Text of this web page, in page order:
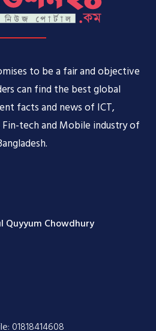
to be a fair and objective
can find the best global
facts and news of ICT,
tech and Mobile industry of
Quyyum Chowdhury
01818414608